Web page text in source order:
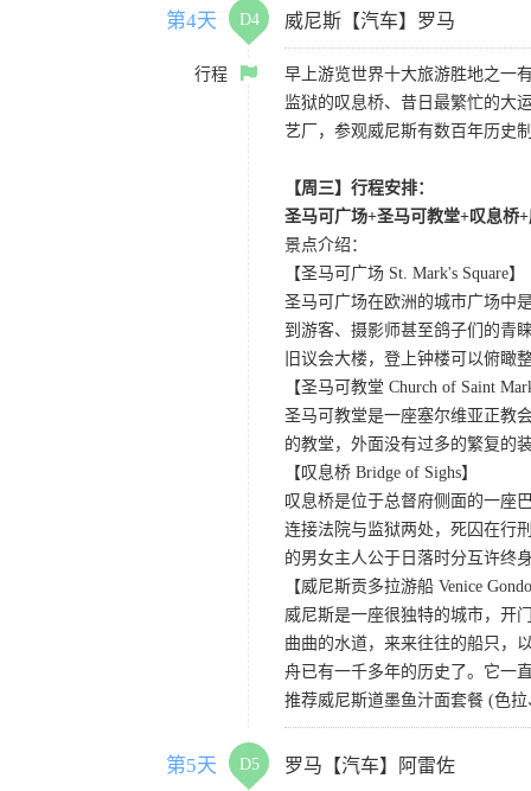
第4天 D4 威尼斯【汽车】罗马
行程
早上游览世界十大旅游胜地之一
监狱的叹息桥、昔日最繁忙的大
艺厂，参观威尼斯有数百年历史
【周三】行程安排：
圣马可广场+圣马可教堂+叹息桥
景点介绍：
【圣马可广场 St. Mark's Square】
圣马可广场在欧洲的城市广场中
到游客、摄影师甚至鸽子们的青
旧议会大楼，登上钟楼可以俯瞰
【圣马可教堂 Church of Saint
圣马可教堂是一座塞尔维亚正教
的教堂，外面没有过多的繁复的
【叹息桥 Bridge of Sighs】
叹息桥是位于总督府侧面的一座
连接法院与监狱两处，死囚在行
的男女主人公于日落时分互许终
【威尼斯贡多拉游船 Venice
威尼斯是一座很独特的城市，开
曲曲的水道，来来往往的船只，
舟已有一千多年的历史了。它一
推荐威尼斯道墨鱼汁面套餐 (色
第5天 D5 罗马【汽车】阿雷佐